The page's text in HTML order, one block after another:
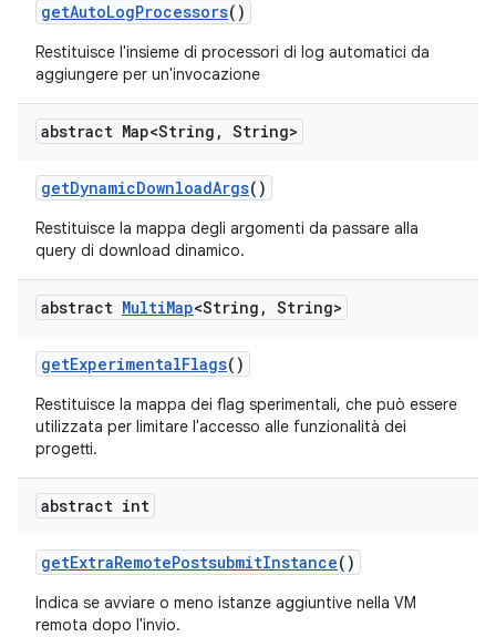
getAutoLogProcessors()
Restituisce l'insieme di processori di log automatici da
aggiungere per un'invocazione
abstract Map<String , String>
getDynamicDownloadArgs()
Restituisce la mappa degli argomenti da passare alla
query di download dinamico.
abstract MultiMap<String , String>
getExperimentalFlags()
Restituisce la mappa dei flag sperimentali, che può essere
utilizzata per limitare l'accesso alle funzionalità dei
progetti.
abstract int
getExtraRemotePostsubmitInstance()
Indica se avviare o meno istanze aggiuntive nella VM
remota dopo l'invio.